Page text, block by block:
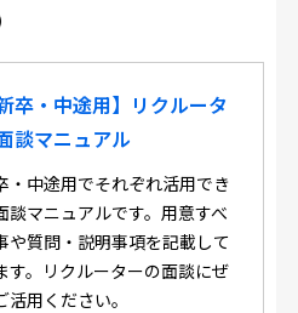
新卒・中途用】リクルータ
談マニュアル
・中途用でそれぞれ活用でき
談マニュアルです。用意すべ
や質問・説明事項を記載して
す。リクルーターの面談にぜ
活用ください。